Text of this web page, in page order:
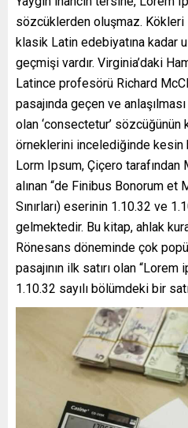
sözcüklerden oluşmaz. Kökleri
klasik Latin edebiyatına kadar
geçmişi vardır. Virginia’daki
Latince profesörü Richard
pasajında geçen ve
olan ‘consectetur’
örneklerini incelediğinde kesin
Lorm Ipsum, Çiçero tarafından
alınan “de Finibus Bonorum et
Sınırları) eserinin 1.10.32 ve
gelmektedir. Bu kitap, ahlak
Rönesans döneminde çok
pasajının ilk satırı olan
1.10.32 sayılı bölümdeki bir